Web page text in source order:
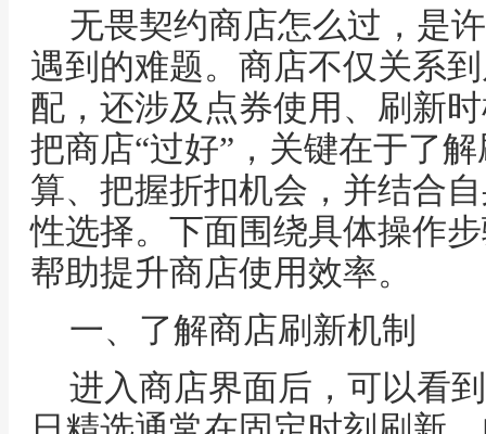
无畏契约商店怎么过，是
遇到的难题。商店不仅关系
配，还涉及点券使用、刷新
把商店“过好”，关键在于了
算、把握折扣机会，并结合
性选择。下面围绕具体操作
帮助提升商店使用效率。
一、了解商店刷新机制
进入商店界面后，可以看